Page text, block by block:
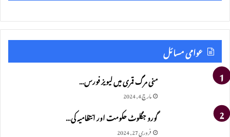
عوامی مسائل
منی مرگ قمری میں لیویز فورس…
مارچ 4, 2024
گورو جگلوٹ حکومت اور انتظامیہ کی…
فروری 27, 2024